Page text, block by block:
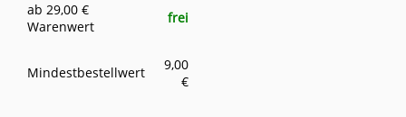
ab 29,00 €
Warenwert
frei
Mindestbestellwert
9,00
€